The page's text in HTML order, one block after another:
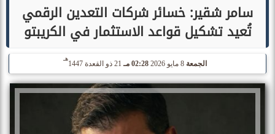
سامر شقير: خسائر شركات التعدين الرقمي
تُعيد تشكيل قواعد الاستثمار في الكريبتو
الجمعة 02:28 مـ 21 ذو القعدة 1447
هـ